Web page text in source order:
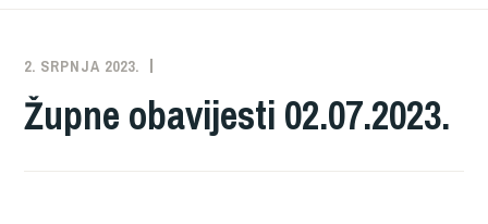
2. SRPNJA 2023.
Župne obavijesti 02.07.2023.